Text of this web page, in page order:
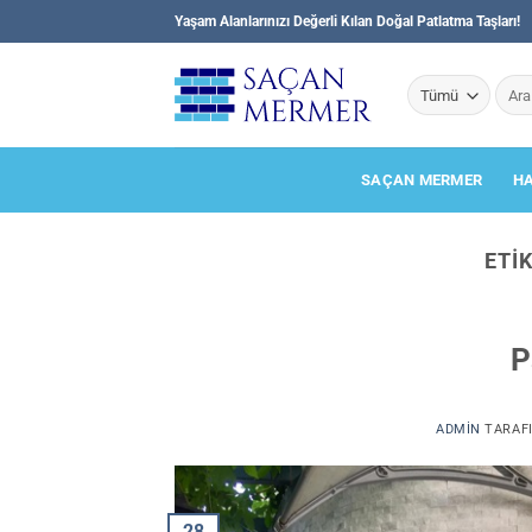
atla
Yaşam Alanlarınızı Değerli Kılan Doğal Patlatma Taşları!
Ara:
SAÇAN MERMER
ADMIN